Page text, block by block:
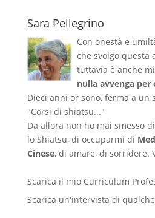
Sara Pellegrino
Con onestà e
che svolgo questa
tuttavia è anche
nulla avvenga per
Dieci anni or sono, ferma a un
"Corsi di shiatsu..."
Da allora non ho mai smesso
lo Shiatsu, di occuparmi di
Cinese, di amare, di sorridere.
Scarica il mio Curriculum
Scarica un'intervista di